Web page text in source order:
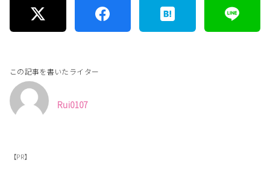
この記事を書いたライター
Rui0107
【PR】